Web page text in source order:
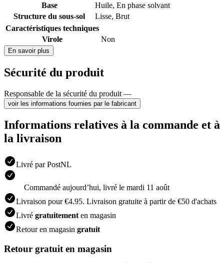
Base
Huile, En phase solvant
Structure du sous-sol
Lisse, Brut
Caractéristiques techniques
Virole
Non
En savoir plus
Sécurité du produit
Responsable de la sécurité du produit —
voir les informations fournies par le fabricant
Informations relatives à la commande et à
la livraison
Livré par PostNL
Commandé aujourdʼhui, livré le mardi 11 août
Livraison pour €4.95. Livraison gratuite à partir de €50 d'achats
Livré gratuitement en magasin
Retour en magasin gratuit
Retour gratuit en magasin